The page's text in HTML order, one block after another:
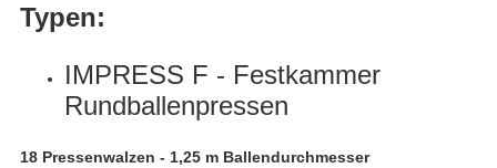
Typen:
IMPRESS F - Festkammer
Rundballenpressen
18 Pressenwalzen - 1,25 m Ballendurchmesser